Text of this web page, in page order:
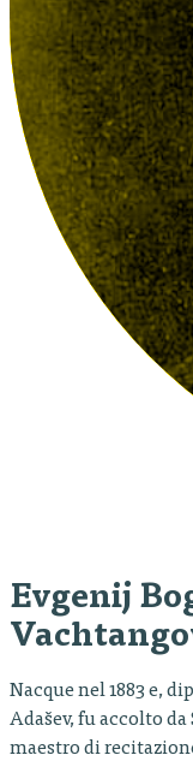
Evgenij
Nacque nel 1883 e,
Adašev, fu accolto
maestro di